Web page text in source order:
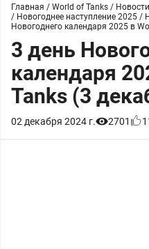
Главная / World of Tanks / Новости
/ Новогоднее наступление 2025 /
Новогоднего календаря 2025 в
3 день
календаря
Tanks (3
02 декабря 2024 г. 2701